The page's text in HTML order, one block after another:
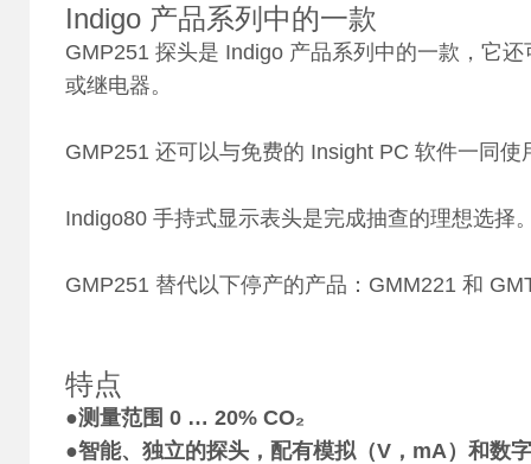
Indigo 产品系列中的一款
GMP251 探头是 Indigo 产品系列中的一款，它
或继电器。
GMP251 还可以与免费的 Insight PC 软件一同使
Indigo80 手持式显示表头是完成抽查的理想选择
GMP251 替代以下停产的产品：GMM221 和
特点
●测量范围 0 … 20% CO₂
●智能、独立的探头，配有模拟（V，mA）和数